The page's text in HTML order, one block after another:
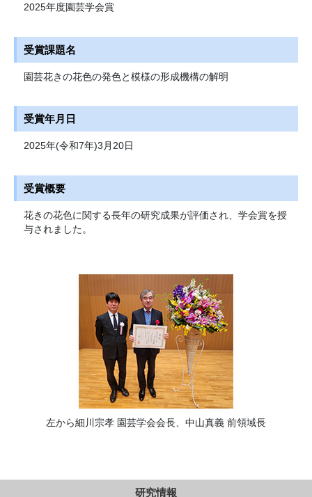
2025年度園芸学会賞
受賞課題名
園芸花きの花色の発色と模様の形成機構の解明
受賞年月日
2025年(令和7年)3月20日
受賞概要
花きの花色に関する長年の研究成果が評価され、学会賞を授
与されました。
左から細川宗孝 園芸学会会長、中山真義 前領域長
研究情報